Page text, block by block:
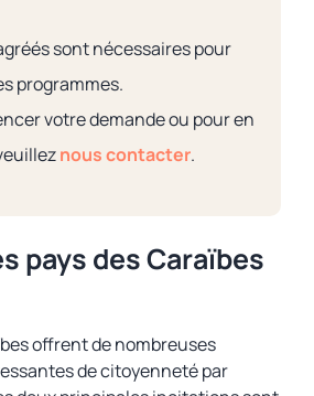
sont nécessaires pour
programmes.
votre demande ou pour en
nous contacter.
pays des Caraïbes
offrent de nombreuses
de citoyenneté par